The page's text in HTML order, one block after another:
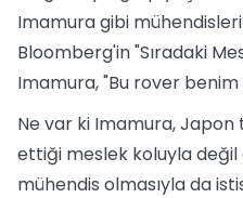
Imamura gibi
Bloomberg'in "Sıradaki
Imamura, "Bu rover
Ne var ki Imamura,
ettiği meslek koluyla değil
mühendis olmasıyla da